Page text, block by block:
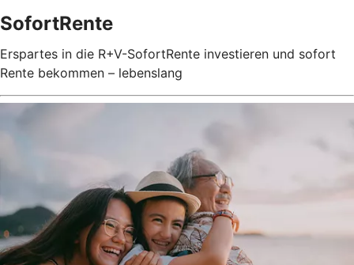
SofortRente
Erspartes in die R+V-SofortRente investieren und sofort
Rente bekommen – lebenslang